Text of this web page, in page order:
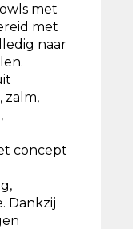
met
met
naar
zalm,
concept
Dankzij